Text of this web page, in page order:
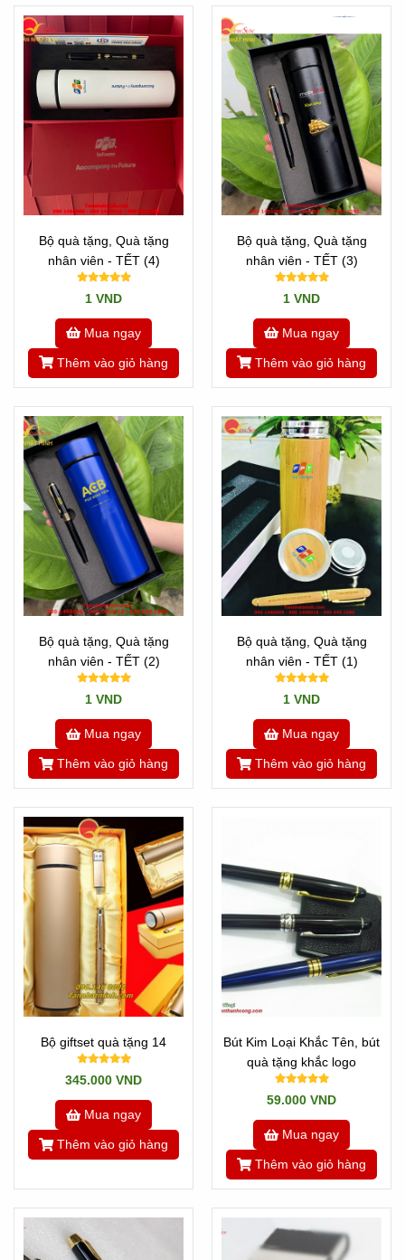
Bộ quà tặng, Quà tặng
nhân viên - TẾT (4)
1 VND
Mua ngay
Thêm vào giỏ hàng
Bộ quà tặng, Quà tặng
nhân viên - TẾT (3)
1 VND
Mua ngay
Thêm vào giỏ hàng
Bộ quà tặng, Quà tặng
nhân viên - TẾT (2)
1 VND
Mua ngay
Thêm vào giỏ hàng
Bộ quà tặng, Quà tặng
nhân viên - TẾT (1)
1 VND
Mua ngay
Thêm vào giỏ hàng
Bộ giftset quà tặng 14
345.000 VND
Mua ngay
Thêm vào giỏ hàng
Bút Kim Loại Khắc Tên, bút
quà tặng khắc logo
59.000 VND
Mua ngay
Thêm vào giỏ hàng